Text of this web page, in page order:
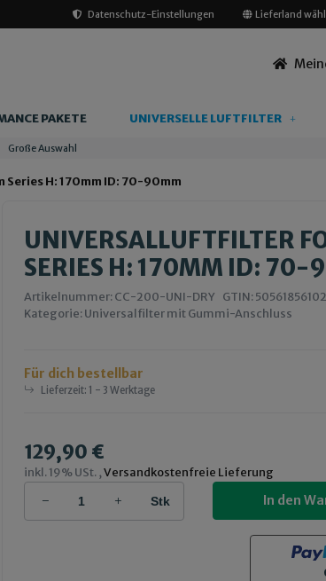
Datenschutz-Einstellungen Lieferland
PAKETE UNIVERSELLE LUFTFILTER
Große Auswahl
H: 170mm ID: 70-90mm
UNIVERSALLUFTFILTER
SERIES H: 170MM ID: 70-
Artikelnummer:CC-200-UNI-DRY GTIN:
Kategorie:Universalfilter mit Gummi-Anschluss
Für dich bestellbar
Lieferzeit: 1 - 3 Werktage
129,90 €
inkl. 19% USt. ,Versandkostenfreie Lieferung
Stk In den